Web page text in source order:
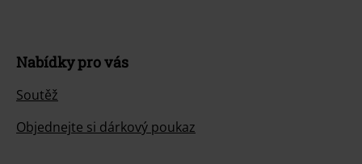
Nabídky pro vás
Soutěž
Objednejte si dárkový poukaz